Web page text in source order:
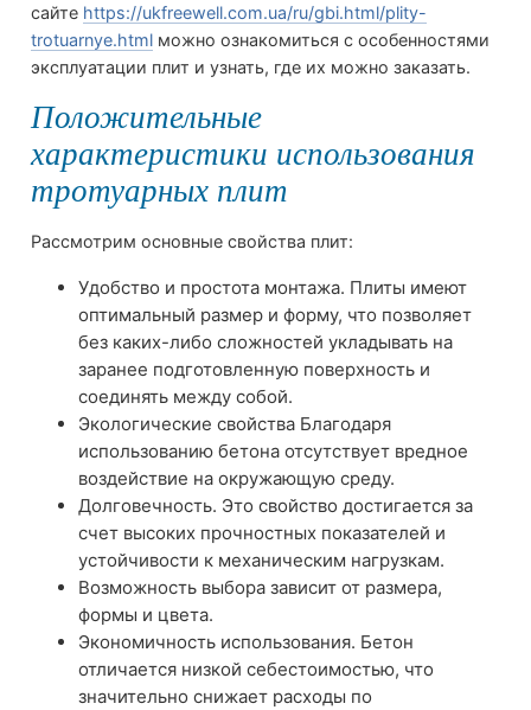
сайте https://ukfreewell.com.ua/ru/gbi.html/plity-
trotuarnye.html можно ознакомиться с особенностями
эксплуатации плит и узнать, где их можно заказать.
Положительные
характеристики использования
тротуарных плит
Рассмотрим основные свойства плит:
Удобство и простота монтажа. Плиты имеют
оптимальный размер и форму, что позволяет
без каких-либо сложностей укладывать на
заранее подготовленную поверхность и
соединять между собой.
Экологические свойства Благодаря
использованию бетона отсутствует вредное
воздействие на окружающую среду.
Долговечность. Это свойство достигается за
счет высоких прочностных показателей и
устойчивости к механическим нагрузкам.
Возможность выбора зависит от размера,
формы и цвета.
Экономичность использования. Бетон
отличается низкой себестоимостью, что
значительно снижает расходы по